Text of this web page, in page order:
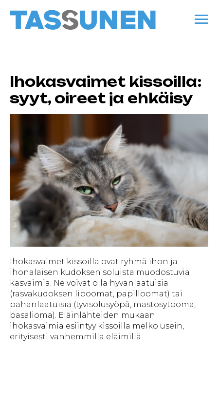
Ihokasvaimet kissoilla:
syyt, oireet ja ehkäisy
Ihokasvaimet kissoilla ovat ryhmä ihon ja
ihonalaisen kudoksen soluista muodostuvia
kasvaimia. Ne voivat olla hyvänlaatuisia
(rasvakudoksen lipoomat, papilloomat) tai
pahanlaatuisia (tyvisolusyöpä, mastosytooma,
basalioma). Eläinlähteiden mukaan
ihokasvaimia esiintyy kissoilla melko usein,
erityisesti vanhemmilla eläimillä.